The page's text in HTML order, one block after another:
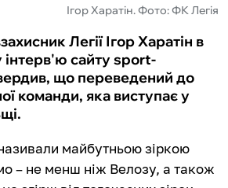
Ігор Харатін. Фото: ФК Легія
Легії Ігор Харатін в
сайту sport-
що переведений до
команди, яка виступає у
майбутньою зіркою
– не менш ніж Велозу, а також